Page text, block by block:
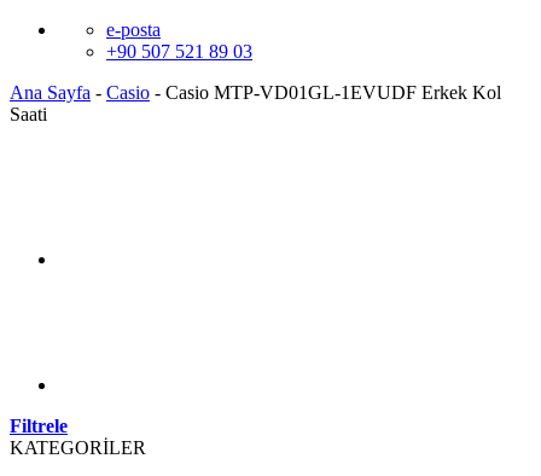
e-posta
+90 507 521 89 03
Ana Sayfa - Casio - Casio MTP-VD01GL-1EVUDF Erkek Kol
Saati
Filtrele
KATEGORİLER